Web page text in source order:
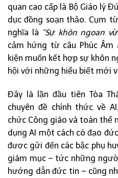
quan cao cấp là Bộ Giáo lý
dục đồng soạn thảo. Cụm
nghĩa là “Sự khôn ngoan
cảm hứng từ câu Phúc Âm
kiện muốn kết hợp sự khôn
hội với những hiểu biết mới
Đây là lần đầu tiên Tòa
chuyên đề chính thức về
chức Công giáo và toàn thể
dụng AI một cách có đạo
được gửi đến các bậc phụ
giám mục – tức những
hướng dẫn đức tin – cũng